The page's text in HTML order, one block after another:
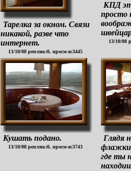
Тарелка за окном. Связи
никакой, разве что
интернет.
13/10/08 реплик:0, просм-в:3445
КПД
просто
13/10/08
Кушать подано.
13/10/08 реплик:0, просм-в:3743
Глядя
где ты